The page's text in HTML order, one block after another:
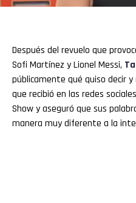
Después del revuelo que
Sofi Martínez y Lionel Messi,
públicamente qué quiso decir
que recibió en las redes
Show y aseguró que sus
manera muy diferente a la